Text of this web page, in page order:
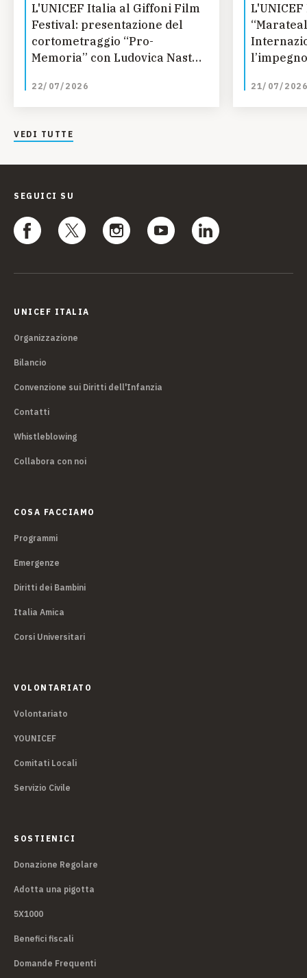
L'UNICEF Italia al Giffoni Film
Festival: presentazione del
cortometraggio “Pro-
Memoria” con Ludovica Nasti
22/07/2026 21/07/2026
VEDI TUTTE
SEGUICI SU
UNICEF ITALIA
Organizzazione
Bilancio
Convenzione sui Diritti dell'Infanzia
Contatti
Whistleblowing
Collabora con noi
COSA FACCIAMO
Programmi
Emergenze
Diritti dei Bambini
Italia Amica
Corsi Universitari
VOLONTARIATO
Volontariato
YOUNICEF
Comitati Locali
Servizio Civile
SOSTIENICI
Donazione Regolare
Adotta una pigotta
5X1000
Benefici fiscali
Domande Frequenti